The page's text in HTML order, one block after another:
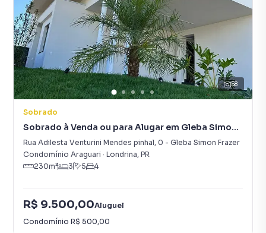
58
Sobrado
Sobrado à Venda ou para Alugar em Gleba Simon
Frazer
Rua Adilesta Venturini Mendes pinhal, 0 - Gleba Simon Frazer
Condomínio Araguari · Londrina, PR
230m² 3 5 4
R$ 9.500,00Aluguel
Condomínio R$ 500,00